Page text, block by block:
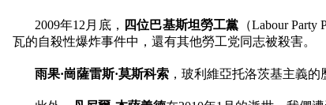
2009年12 月底， 四位巴基斯坦勞工黨 （Labour Party
瓦的自殺性爆炸事件中，還有其他勞工党同志被殺害。
雨果·崗薩雷斯·莫斯科索，玻利維亞托洛茨基主義的